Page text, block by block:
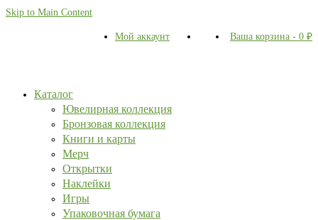
Skip to Main Content
Мой аккаунт Ваша корзина - 0 ₽
Каталог
Ювелирная коллекция
Бронзовая коллекция
Книги и карты
Мерч
Открытки
Наклейки
Игры
Упаковочная бумага